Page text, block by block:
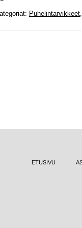
Puhelintarvikkeet,
ETUSIVU